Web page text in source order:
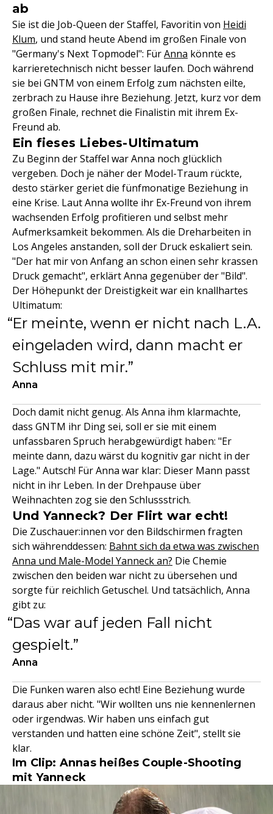
ab
Sie ist die Job-Queen der Staffel, Favoritin von Heidi
Klum, und stand heute Abend im großen Finale von
"Germany's Next Topmodel": FürAnna könnte es
karrieretechnisch nicht besser laufen. Doch während
sie bei GNTM von einem Erfolg zum nächsten eilte,
zerbrach zu Hause ihre Beziehung. Jetzt, kurz vor dem
großen Finale, rechnet die Finalistin mit ihrem Ex-
Freund ab.
Ein fieses Liebes-Ultimatum
Zu Beginn der Staffel war Anna noch glücklich
vergeben. Doch je näher der Model-Traum rückte,
desto stärker geriet die fünfmonatige Beziehung in
eine Krise. Laut Anna wollte ihr Ex-Freund von ihrem
wachsenden Erfolg profitieren und selbst mehr
Aufmerksamkeit bekommen. Als die Dreharbeiten in
Los Angeles anstanden, soll der Druck eskaliert sein.
"Der hat mir von Anfang an schon einen sehr krassen
Druck gemacht", erklärt Anna gegenüber der "Bild".
Der Höhepunkt der Dreistigkeit war ein knallhartes
Ultimatum:
Er meinte, wenn er nicht nach L.A.
eingeladen wird, dann macht er
Schluss mit mir.
Anna
Doch damit nicht genug. Als Anna ihm klarmachte,
dass GNTM ihr Ding sei, soll er sie mit einem
unfassbaren Spruch herabgewürdigt haben: "Er
meinte dann, dazu wärst du kognitiv gar nicht in der
Lage." Autsch! Für Anna war klar: Dieser Mann passt
nicht in ihr Leben. In der Drehpause über
Weihnachten zog sie den Schlussstrich.
Und Yanneck? Der Flirt war echt!
Die Zuschauer:innen vor den Bildschirmen fragten
sich währenddessen: Bahnt sich da etwa was zwischen
Anna und Male-Model Yanneck an? Die Chemie
zwischen den beiden war nicht zu übersehen und
sorgte für reichlich Getuschel. Und tatsächlich, Anna
gibt zu:
Das war auf jeden Fall nicht
gespielt.
Anna
Die Funken waren also echt! Eine Beziehung wurde
daraus aber nicht. "Wir wollten uns nie kennenlernen
oder irgendwas. Wir haben uns einfach gut
verstanden und hatten eine schöne Zeit", stellt sie
klar.
Im Clip: Annas heißes Couple-Shooting
mit Yanneck